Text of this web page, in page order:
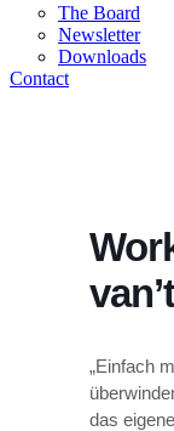
The Board
Newsletter
Downloads
Contact
„Einfach
das